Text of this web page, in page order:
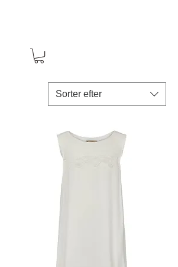
Sorter efter